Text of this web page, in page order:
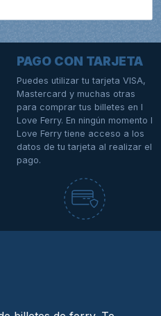
PAGO CON TARJETA
Puedes utilizar tu tarjeta VISA,
Mastercard y muchas otras
para comprar tus billetes en I
Love Ferry. En ningún momento I
Love Ferry tiene acceso a los
datos de tu tarjeta al realizar el
pago.